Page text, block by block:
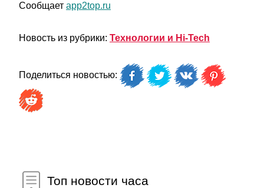
Сообщает app2top.ru
Новость из рубрики: Технологии и Hi-Tech
Поделиться новостью:
Топ новости часа